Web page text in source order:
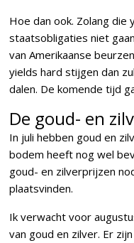
Hoe dan ook. Zolang die
staatsobligaties niet
van Amerikaanse
yields hard stijgen dan
dalen. De komende tijd
De goud- en
In juli hebben goud en
bodem heeft nog wel
goud- en zilverprijzen
plaatsvinden.
Ik verwacht voor
van goud en zilver. Er